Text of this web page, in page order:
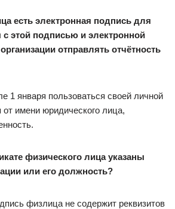
есть электронная подпись для
с этой подписью и электронной
отправлять отчётность
1 января пользоваться своей личной
имени юридического лица,
физического лица указаны
или его должность?
физлица не содержит реквизитов